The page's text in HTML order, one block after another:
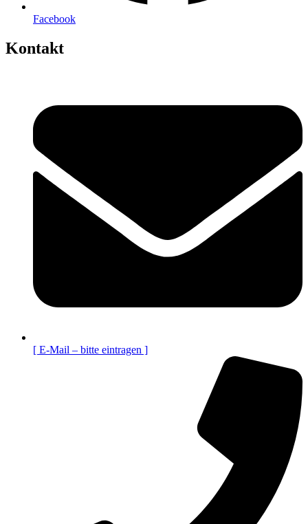
Facebook
Kontakt
[ E-Mail – bitte eintragen ]